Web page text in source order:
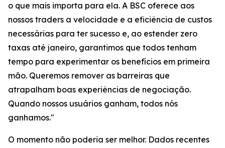
o que mais importa para ela. A BSC oferece aos
nossos traders a velocidade e a eficiência de custos
necessárias para ter sucesso e, ao estender zero
taxas até janeiro, garantimos que todos tenham
tempo para experimentar os benefícios em primeira
mão. Queremos remover as barreiras que
atrapalham boas experiências de negociação.
Quando nossos usuários ganham, todos nós
ganhamos."
O momento não poderia ser melhor. Dados recentes